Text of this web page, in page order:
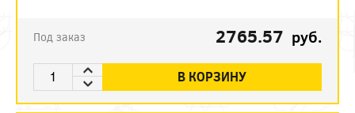
Под заказ 2765.57 руб.
В КОРЗИНУ